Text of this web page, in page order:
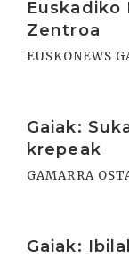
Zentroa
EUSKONEWS
Gaiak:
krepeak
GAMARRA
Gaiak: